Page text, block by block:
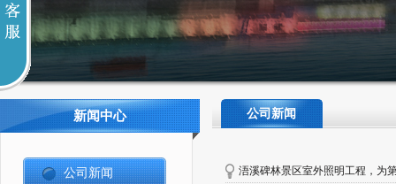
新闻中心
公司新闻
公司新闻
浯溪碑林景区室外照明工程，为